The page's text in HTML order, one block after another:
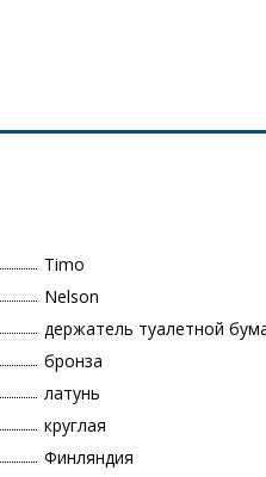
Timo
Nelson
держатель туалетной
бронза
латунь
круглая
Финляндия